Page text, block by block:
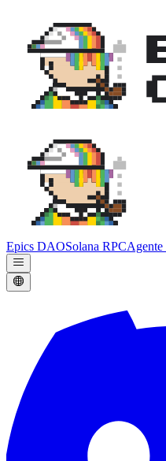
Epics DAOSolana RPCAgente